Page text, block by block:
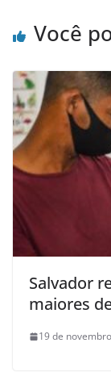
Você
Salvador
maiores
19 de